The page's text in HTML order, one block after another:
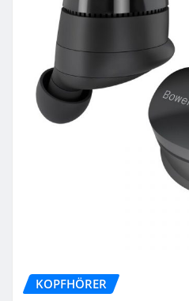
KOPFHÖRER